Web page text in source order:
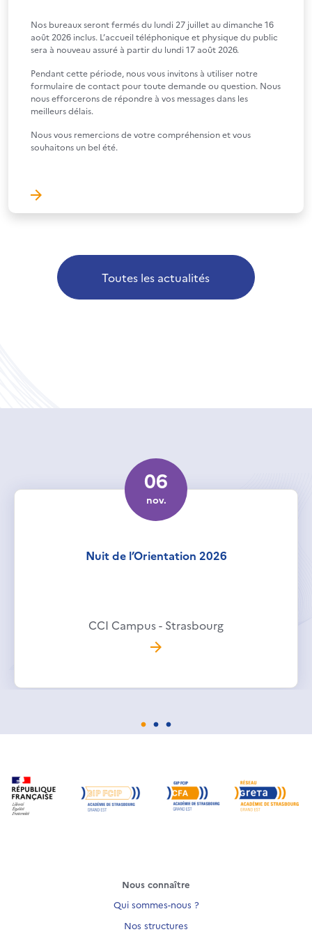
Nos bureaux seront fermés du lundi 27 juillet au dimanche 16
août 2026 inclus. L’accueil téléphonique et physique du public
sera à nouveau assuré à partir du lundi 17 août 2026.
Pendant cette période, nous vous invitons à utiliser notre
formulaire de contact pour toute demande ou question. Nous
nous efforcerons de répondre à vos messages dans les
meilleurs délais.
Nous vous remercions de votre compréhension et vous
souhaitons un bel été.
Toutes les actualités
06
nov.
Nuit de l’Orientation 2026
CCI Campus - Strasbourg
Nous connaître
Qui sommes-nous ?
Nos structures